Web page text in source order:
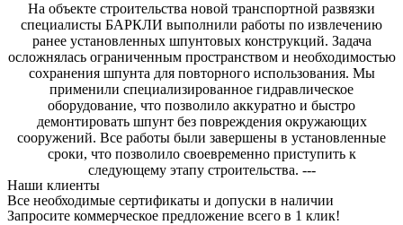
На объекте строительства новой транспортной развязки
специалисты БАРКЛИ выполнили работы по извлечению
ранее установленных шпунтовых конструкций. Задача
осложнялась ограниченным пространством и необходимостью
сохранения шпунта для повторного использования. Мы
применили специализированное гидравлическое
оборудование, что позволило аккуратно и быстро
демонтировать шпунт без повреждения окружающих
сооружений. Все работы были завершены в установленные
сроки, что позволило своевременно приступить к
следующему этапу строительства. ---
Наши клиенты
Все необходимые сертификаты и допуски в наличии
Запросите коммерческое предложение всего в 1 клик!